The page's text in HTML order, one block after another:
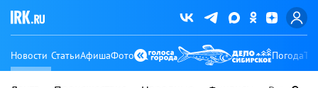
Новости СтатьиАфишаФото Погода